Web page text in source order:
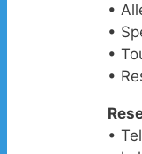
•
•
•
•
•